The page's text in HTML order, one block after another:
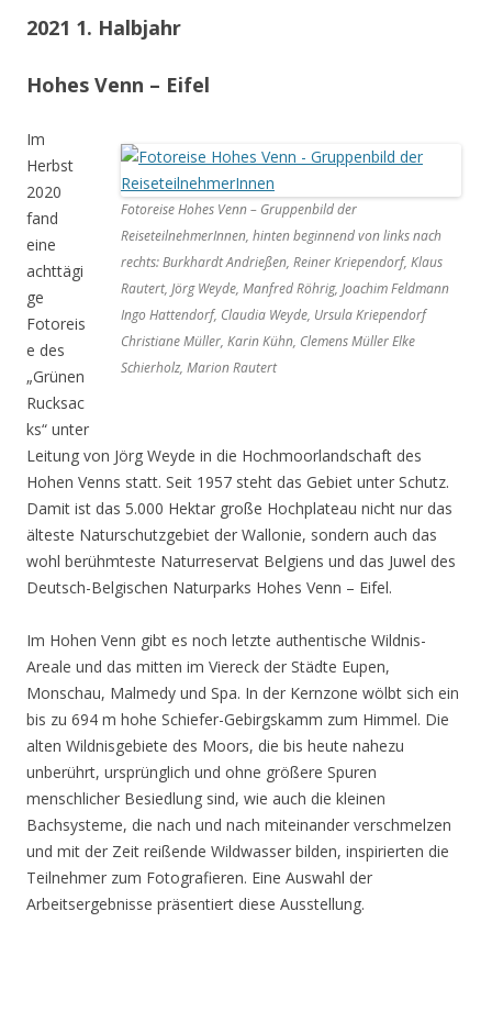
2021 1. Halbjahr
Hohes Venn – Eifel
Fotoreise Hohes Venn – Gruppenbild der
ReiseteilnehmerInnen, hinten beginnend von links nach
rechts: Burkhardt Andrießen, Reiner Kriependorf, Klaus
Rautert, Jörg Weyde, Manfred Röhrig, Joachim Feldmann
Ingo Hattendorf, Claudia Weyde, Ursula Kriependorf
Christiane Müller, Karin Kühn, Clemens Müller Elke
Schierholz, Marion Rautert
Im
Herbst
2020
fand
eine
achttägi
ge
Fotoreis
e des
„Grünen
Rucksac
ks“ unter
Leitung von Jörg Weyde in die Hochmoorlandschaft des
Hohen Venns statt. Seit 1957 steht das Gebiet unter Schutz.
Damit ist das 5.000 Hektar große Hochplateau nicht nur das
älteste Naturschutzgebiet der Wallonie, sondern auch das
wohl berühmteste Naturreservat Belgiens und das Juwel des
Deutsch-Belgischen Naturparks Hohes Venn – Eifel.
Im Hohen Venn gibt es noch letzte authentische Wildnis-
Areale und das mitten im Viereck der Städte Eupen,
Monschau, Malmedy und Spa. In der Kernzone wölbt sich ein
bis zu 694 m hohe Schiefer-Gebirgskamm zum Himmel. Die
alten Wildnisgebiete des Moors, die bis heute nahezu
unberührt, ursprünglich und ohne größere Spuren
menschlicher Besiedlung sind, wie auch die kleinen
Bachsysteme, die nach und nach miteinander verschmelzen
und mit der Zeit reißende Wildwasser bilden, inspirierten die
Teilnehmer zum Fotografieren. Eine Auswahl der
Arbeitsergebnisse präsentiert diese Ausstellung.